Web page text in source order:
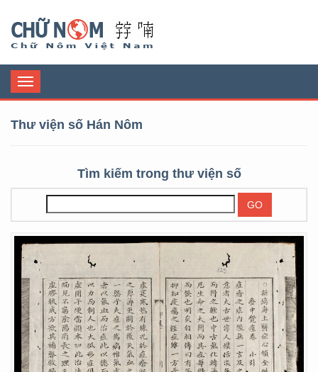
Toggle
navigation
Thư viện số Hán Nôm
Tìm kiếm trong thư viện số